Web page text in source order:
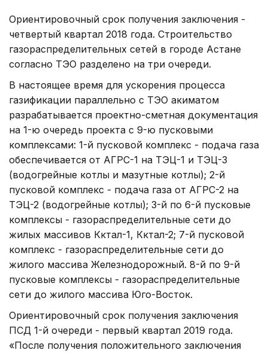
Ориентировочный срок получения заключения -
четвертый квартал 2018 года. Строительство
газораспределительных сетей в городе Астане
согласно ТЭО разделено на три очереди.
В настоящее время для ускорения процесса
газификации параллельно с ТЭО акиматом
разрабатывается проектно-сметная документация
на 1-ю очередь проекта c 9-ю пусковыми
комплексами: 1-й пусковой комплекс - подача газа
обеспечивается от АГРС-1 на ТЭЦ-1 и ТЭЦ-3
(водогрейные котлы и мазутные котлы); 2-й
пусковой комплекс - подача газа от АГРС-2 на
ТЭЦ-2 (водогрейные котлы); 3-й по 6-й пусковые
комплексы - газораспределительные сети до
жилых массивов Көктал-1, Көктал-2; 7-й пусковой
комплекс - газораспределительные сети до
жилого массива Железнодорожный. 8-й по 9-й
пусковые комплексы - газораспределительные
сети до жилого массива Юго-Восток.
Ориентировочный срок получения заключения
ПСД 1-й очереди - первый квартал 2019 года.
«После получения положительного заключения